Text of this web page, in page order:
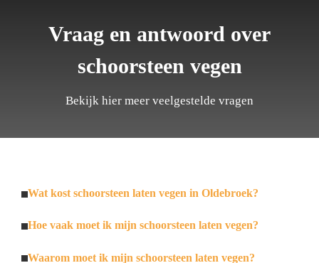
Vraag en antwoord over
schoorsteen vegen
Bekijk hier meer veelgestelde vragen
Wat kost schoorsteen laten vegen in Oldebroek?
Hoe vaak moet ik mijn schoorsteen laten vegen?
Waarom moet ik mijn schoorsteen laten vegen?